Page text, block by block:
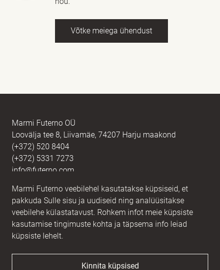
Marmi Futerno veebilehel kasutatakse küpsiseid, et
pakkuda Sulle sisu ja uudiseid ning analüüsitakse
veebilehe külastatavust. Rohkem infot meie küpsiste
kasutamise tingimuste kohta ja täpsema info leiad
küpsiste lehelt.
Kinnita küpsised
Võtke meiega ühendust
Sõnum
Marmi Futerno OÜ
Loovälja tee 8, Liivamäe, 74207 Harju maakond
(+372) 520 8404
(+372) 5331 7273
info@futerno.com
Reg nr. 12406894 / KM nr. EE101607467
IBAN EE902200221056762443 / SWIFT HABAEE2X